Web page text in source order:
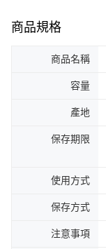
商品規格
商品名稱
容量
產地
保存期限
使用方式
保存方式
注意事項